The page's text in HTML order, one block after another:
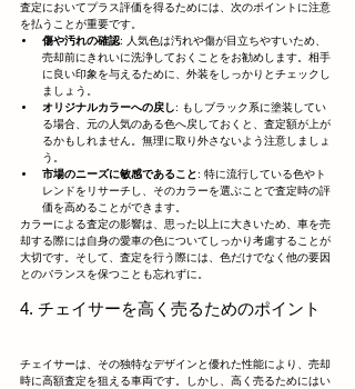
査定においてプラス評価を得るためには、次のポイントに注意
を払うことが重要です。
傷や汚れの確認: 人気色は汚れや傷が目立ちやすいため、
売却前にきれいに洗浄しておくことをお勧めします。相手
に良い印象を与えるために、外装をしっかりとチェックし
ましょう。
オリジナルカラーへの戻し: もしブラック系に塗装してい
る場合、元の人気のある色へ戻しておくと、査定額が上が
るかもしれません。無理に取り外さないよう注意しましょ
う。
市場のニーズに敏感であること: 特に流行している色やト
レンドをリサーチし、そのカラーを選ぶことで査定時の評
価を高めることができます。
カラーによる査定の影響は、思った以上に大きいため、車を売
却する際には自身の愛車の色についてしっかり考慮することが
大切です。そして、査定を行う際には、色だけでなく他の要因
とのバランスを保つことも忘れずに。
4. チェイサーを高く売るためのポイント
チェイサーは、その独特なデザインと優れた性能により、売却
時に高額査定を狙える車両です。しかし、高く売るためにはい